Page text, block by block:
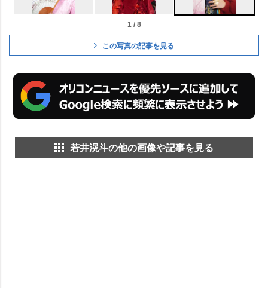
1 / 8
この写真の記事を見る
若井滉斗の他の画像や記事を見る